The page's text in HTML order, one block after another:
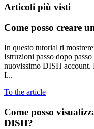
Articoli più visti
Come posso creare
In questo tutorial ti
Istruzioni passo dopo
nuovissimo DISH account.
I...
To the article
Come posso
DISH?